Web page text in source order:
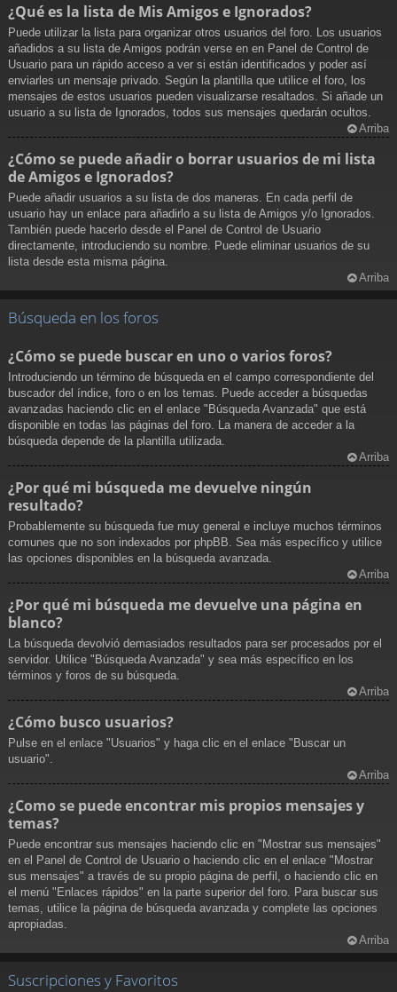
¿Qué es la lista de Mis Amigos e Ignorados?
Puede utilizar la lista para organizar otros usuarios del foro. Los usuarios
añadidos a su lista de Amigos podrán verse en en Panel de Control de
Usuario para un rápido acceso a ver si están identificados y poder así
enviarles un mensaje privado. Según la plantilla que utilice el foro, los
mensajes de estos usuarios pueden visualizarse resaltados. Si añade un
usuario a su lista de Ignorados, todos sus mensajes quedarán ocultos.
Arriba
¿Cómo se puede añadir o borrar usuarios de mi lista
de Amigos e Ignorados?
Puede añadir usuarios a su lista de dos maneras. En cada perfil de
usuario hay un enlace para añadirlo a su lista de Amigos y/o Ignorados.
También puede hacerlo desde el Panel de Control de Usuario
directamente, introduciendo su nombre. Puede eliminar usuarios de su
lista desde esta misma página.
Arriba
Búsqueda en los foros
¿Cómo se puede buscar en uno o varios foros?
Introduciendo un término de búsqueda en el campo correspondiente del
buscador del índice, foro o en los temas. Puede acceder a búsquedas
avanzadas haciendo clic en el enlace "Búsqueda Avanzada" que está
disponible en todas las páginas del foro. La manera de acceder a la
búsqueda depende de la plantilla utilizada.
Arriba
¿Por qué mi búsqueda me devuelve ningún
resultado?
Probablemente su búsqueda fue muy general e incluye muchos términos
comunes que no son indexados por phpBB. Sea más específico y utilice
las opciones disponibles en la búsqueda avanzada.
Arriba
¿Por qué mi búsqueda me devuelve una página en
blanco?
La búsqueda devolvió demasiados resultados para ser procesados por el
servidor. Utilice "Búsqueda Avanzada" y sea más específico en los
términos y foros de su búsqueda.
Arriba
¿Cómo busco usuarios?
Pulse en el enlace "Usuarios" y haga clic en el enlace "Buscar un
usuario".
Arriba
¿Como se puede encontrar mis propios mensajes y
temas?
Puede encontrar sus mensajes haciendo clic en "Mostrar sus mensajes"
en el Panel de Control de Usuario o haciendo clic en el enlace "Mostrar
sus mensajes" a través de su propio página de perfil, o haciendo clic en
el menú "Enlaces rápidos" en la parte superior del foro. Para buscar sus
temas, utilice la página de búsqueda avanzada y complete las opciones
apropiadas.
Arriba
Suscripciones y Favoritos